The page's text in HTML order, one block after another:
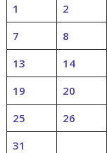
1 2
7
8
13
14
19
20
25
26
31